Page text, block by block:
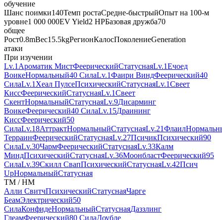
обучение
Шанс поимки140Темп ростаСредне-быстрыйОпыт на 100-м
уровне1 000 000EV Yield2 HPБазовая дружба70
общее
Рост0.8mВес15.5kgРегионКалосПоколениеGeneration
атаки
При изучении
Lv.1 Ароматик МистФеерическийСтатуснаяLv.1Ечоед
ВоикеНормальный40 СилаLv.1Фаири ВиндФеерический40
СилаLv.1 Хеал ПулсеПсихическийСтатуснаяLv.1Свеет
КиссФеерическийСтатуснаяLv.1Свеет
СкентНормальныйСтатуснаяLv.9Дисарминг
ВоикеФеерический40 СилаLv.15Драининг
КиссФеерический50
СилаLv.18АттрактНормальныйСтатуснаяLv.21Флаил
ТерраинФеерическийСтатуснаяLv.27ПсичикПсихический90
СилаLv.30ЧармФеерическийСтатуснаяLv.33Калм
МиндПсихическийСтатуснаяLv.36МоонбластФеерический95
СилаLv.39Скилл СвапПсихическийСтатуснаяLv.42Псич
UpНормальныйСтатусная
TM / HM
Алли СвитчПсихическийСтатуснаяЧарге
БеамЭлектрический50
СилаКонфидеНормальныйСтатуснаяДаззлинг
ГлеамФеерический80 СилаДоубле